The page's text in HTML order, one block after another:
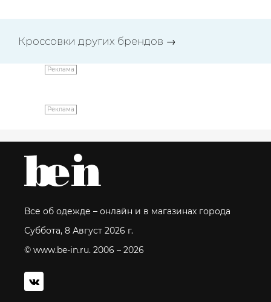
Кроссовки других брендов →
Реклама
Реклама
Все об одежде – онлайн и в магазинах города
Суббота, 8 Август 2026 г.
© www.be-in.ru. 2006 – 2026